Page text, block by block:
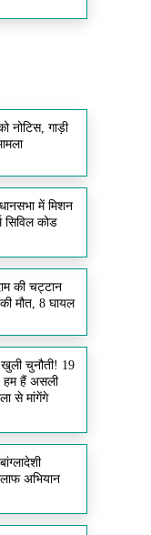
नोटिस, गाड़ी
में मिशन
सिविल कोड
की चट्टान
मौत, 8 घायल
खुली चुनौती! 19
हम हैं असली
से मांगेंगे
अभियान